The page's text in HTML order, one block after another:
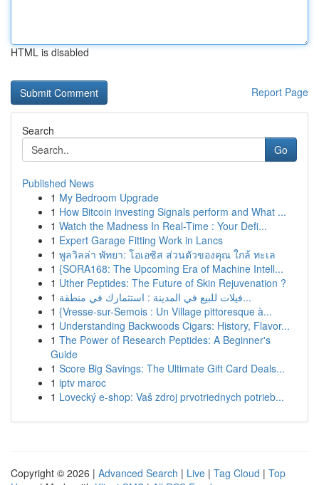
HTML is disabled
Report Page
Search
Go
Published News
1 My Bedroom Upgrade
1 How Bitcoin investing Signals perform and What ...
1 Watch the Madness In Real-Time : Your Defi...
1 Expert Garage Fitting Work in Lancs
1 พูลวิลล่า พัทยา: โอเอซิส ส่วนตัวของคุณ ใกล้ ทะเล
1 {SORA168: The Upcoming Era of Machine Intell...
1 Uther Peptides: The Future of Skin Rejuvenation ?
1
فيلات للبيع في المدينة : استثمارك في منطقة...
1 {Vresse-sur-Semois : Un Village pittoresque à...
1 Understanding Backwoods Cigars: History, Flavor...
1 The Power of Research Peptides: A Beginner's
Guide
1 Score Big Savings: The Ultimate Gift Card Deals...
1 iptv maroc
1 Lovecký e-shop: Vaš zdroj prvotriednych potrieb...
Copyright © 2026 | Advanced Search | Live | Tag Cloud | Top